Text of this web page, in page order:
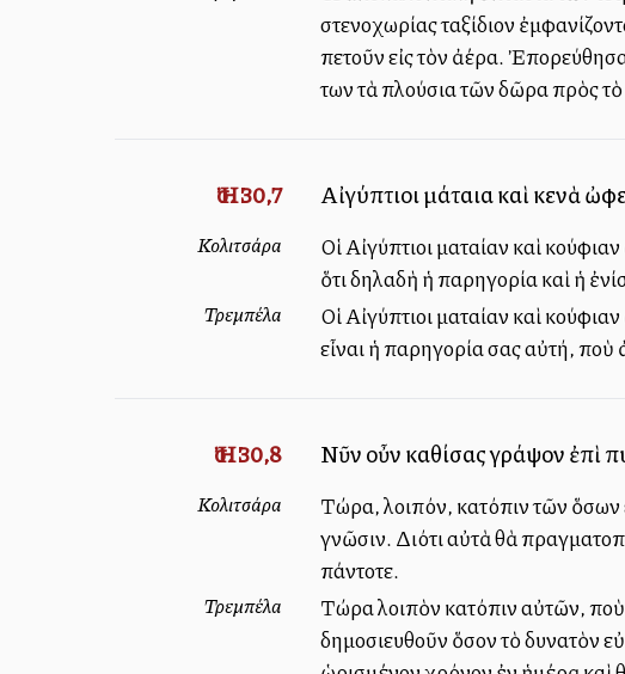
στενοχωρίας ταξίδιον
πετοῦν εἰς τὸν ἀέρα.
των τὰ πλούσια τῶν δῶρα πρὸς
Ἠσ. 30,7 Αἰγύπτιοι μάταια καὶ κενὰ
Κολιτσάρα
Οἱ Αἰγύπτιοι ματαίαν καὶ
ὅτι δηλαδὴ ἡ παρηγορία καὶ ἡ
Τρεμπέλα
Οἱ Αἰγύπτιοι ματαίαν καὶ
εἶναι ἡ παρηγορία σας αὐτή, ποὺ
Ἠσ. 30,8 Νῦν οὖν καθίσας γράψον ἐπὶ
Κολιτσάρα
Τώρα, λοιπόν, κατόπιν τῶν ὅσων
γνῶσιν. Διότι αὐτὰ θὰ
πάντοτε.
Τρεμπέλα
Τώρα λοιπὸν κατόπιν αὐτῶν, ποὺ
δημοσιευθοῦν ὅσον τὸ δυνατὸν